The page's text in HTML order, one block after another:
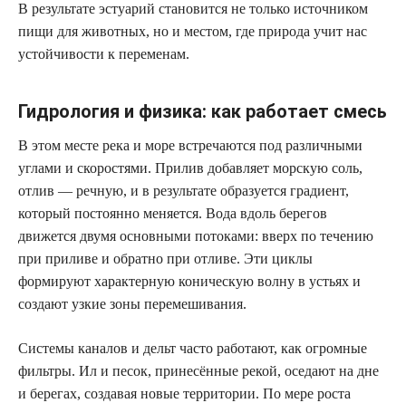
В результате эстуарий становится не только источником
пищи для животных, но и местом, где природа учит нас
устойчивости к переменам.
Гидрология и физика: как работает смесь
В этом месте река и море встречаются под различными
углами и скоростями. Прилив добавляет морскую соль,
отлив — речную, и в результате образуется градиент,
который постоянно меняется. Вода вдоль берегов
движется двумя основными потоками: вверх по течению
при приливе и обратно при отливе. Эти циклы
формируют характерную коническую волну в устьях и
создают узкие зоны перемешивания.
Системы каналов и дельт часто работают, как огромные
фильтры. Ил и песок, принесённые рекой, оседают на дне
и берегах, создавая новые территории. По мере роста